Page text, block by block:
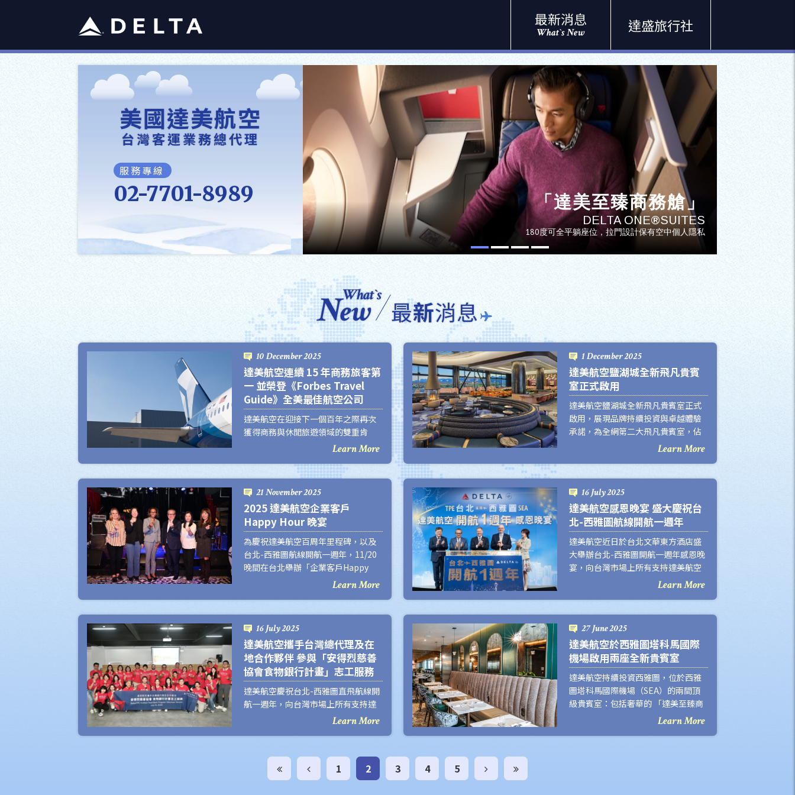
最新消息
What`s New 達盛旅行社
美國達美航空
台灣客運業務總代理
服務專線
02-7701-8989 「達美至臻商務艙」
DELTA ONE®SUITES
180度可全平躺座位，拉門設計保有空中個人隱私
「達美尊尚客艙」
DELTA PREMIUM SELECT
加深75%後傾角度的寬敞座椅、可調節的腿靠設備
What`s
New 最新消息
10 December 2025
達美航空連續 15 年商務旅客第
一 並榮登《Forbes Travel
Guide》全美最佳航空公司
達美航空在迎接下一個百年之際再次
獲得商務與休閒旅遊領域的雙重肯
定：不僅在商旅雜誌《Business
連續 15 年被評為商務旅客首選航空公
南》2025 Verified Travel
Awards「全美最佳航空公司」。
Learn More
1 December 2025
達美航空鹽湖城全新飛凡貴賓
室正式啟用
達美航空鹽湖城全新飛凡貴賓室正式
啟用，展現品牌持續投資與卓越體驗
承諾，為全網第二大飛凡貴賓室，佔
地面積近千坪，可容納 600 位賓客，
Learn More
21 November 2025
2025 達美航空企業客戶
Happy Hour 晚宴
為慶祝達美航空百周年里程碑，以及
台北-西雅圖航線開航一週年，11/20
晚間在台北舉辦「企業客戶Happy
Hour」歡樂派對，特別邀請近60名企
Learn More
16 July 2025
達美航空感恩晚宴 盛大慶祝台
北-西雅圖航線開航一週年
達美航空近日於台北文華東方酒店盛
大舉辦台北-西雅圖開航一週年感恩晚
宴，向台灣市場上所有支持達美航空
的旅客以及業界合作夥伴致上最深切
公會理事長駱炫宏、達美航空台灣總
代理達盛旅行社董事長何國華，以及
美國各州政府辦事處代表、企業客
戶、業界合作夥伴熱情出席。
Learn More
16 July 2025
達美航空攜手台灣總代理及在
地合作夥伴 參與「安得烈慈善
協會食物銀行計畫」志工服務
達美航空慶祝台北-西雅圖直飛航線開
航一週年，向台灣市場上所有支持達
美航空的旅客以及業界合作夥伴致上
(Jeff Moomaw)率領亞太區業務團隊
來到台灣，攜手台灣總代理達盛旅行
社及合作旅行社夥伴，共30位志工參
Learn More
27 June 2025
達美航空於西雅圖塔科馬國際
機場啟用兩座全新貴賓室
達美航空持續投資西雅圖，位於西雅
圖塔科馬國際機場（SEA）的兩間頂
級貴賓室：包括奢華的 「達美至臻商
務艙貴賓室」（Delta One Lounge）
Learn More
1 2 3 4 5